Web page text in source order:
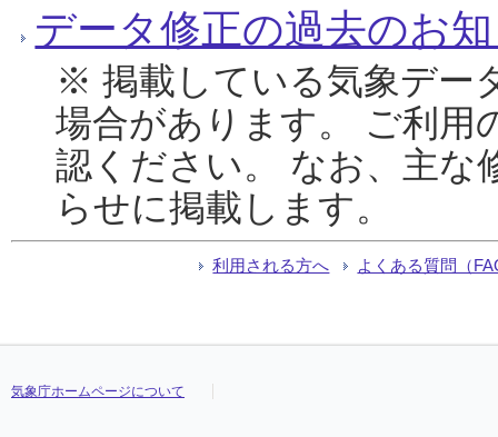
データ修正の過去のお
※ 掲載している気象デー
場合があります。 ご利用
認ください。 なお、主な
らせに掲載します。
利用される方へ よくある質問（
気象庁ホームページについて